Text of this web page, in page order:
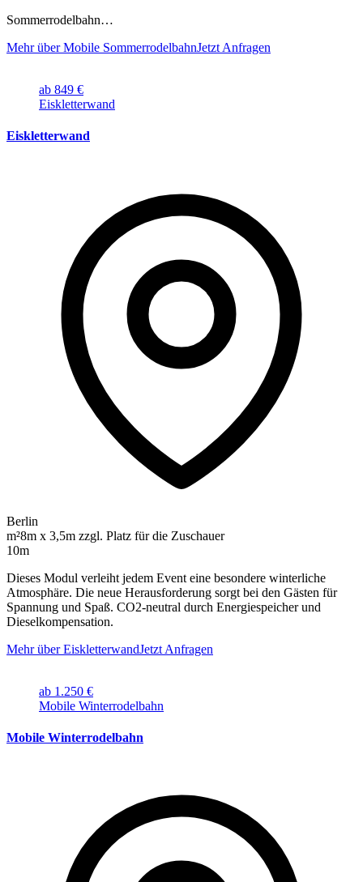
Sommerrodelbahn…
Mehr über Mobile SommerrodelbahnJetzt Anfragen
ab 849 €
Eiskletterwand
Eiskletterwand
Berlin
m²8m x 3,5m zzgl. Platz für die Zuschauer
10m
Dieses Modul verleiht jedem Event eine besondere winterliche
Atmosphäre. Die neue Herausforderung sorgt bei den Gästen für
Spannung und Spaß. CO2-neutral durch Energiespeicher und
Dieselkompensation.
Mehr über EiskletterwandJetzt Anfragen
ab 1.250 €
Mobile Winterrodelbahn
Mobile Winterrodelbahn